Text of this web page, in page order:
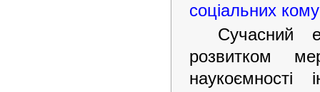
соціальних
Сучасний
розвитком
наукоємності